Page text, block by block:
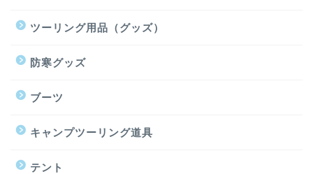
ツーリング用品（グッズ）
防寒グッズ
ブーツ
キャンプツーリング道具
テント